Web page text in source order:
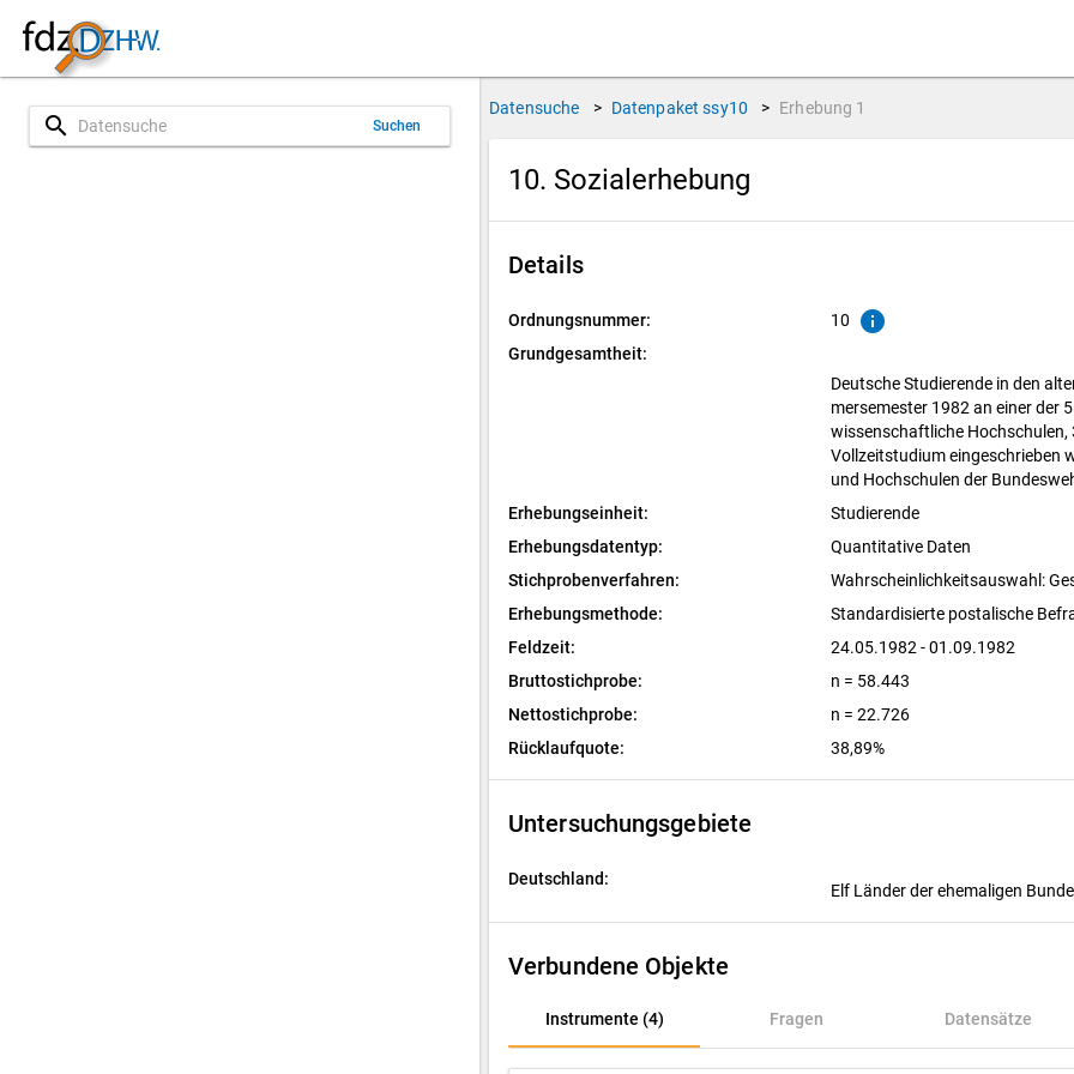
search Suchen
Datensuche > Datenpaket ssy10 > Erhebung 1
10. Sozialerhebung
Details
Ordnungsnummer: 10 info
Grundgesamtheit:
Deutsche Studierende in den
mersemester 1982 an einer der
wissenschaftliche Hochschulen,
Vollzeitstudium eingeschrieben
und Hochschulen der
Erhebungseinheit:
Studierende
Erhebungsdatentyp:
Quantitative Daten
Stichprobenverfahren:
Wahrscheinlichkeitsauswahl:
Erhebungsmethode:
Standardisierte postalische
Feldzeit:
24.05.1982 - 01.09.1982
Bruttostichprobe:
n = 58.443
Nettostichprobe:
n = 22.726
Rücklaufquote:
38,89%
Untersuchungsgebiete
Deutschland:
Elf Länder der ehemaligen
Verbundene Objekte
Instrumente (4) Fragen Datensätze
Instrumente (4)